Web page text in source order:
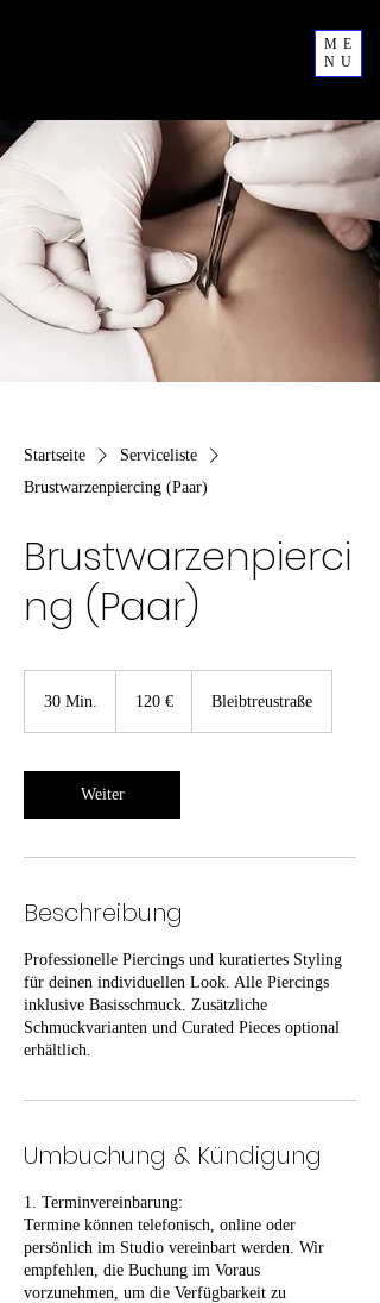
ME
NU
Startseite
Serviceliste
Brustwarzenpiercing (Paar)
Brustwarzenpierci
ng (Paar)
30 Min.
i
n
120 € Bleibtreustraße
Weiter
Beschreibung
Professionelle Piercings und kuratiertes Styling
für deinen individuellen Look. Alle Piercings
inklusive Basisschmuck. Zusätzliche
Schmuckvarianten und Curated Pieces optional
erhältlich.
Umbuchung & Kündigung
1. Terminvereinbarung:
Termine können telefonisch, online oder
persönlich im Studio vereinbart werden. Wir
empfehlen, die Buchung im Voraus
vorzunehmen, um die Verfügbarkeit zu